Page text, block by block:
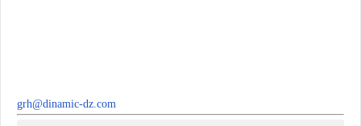
grh@dinamic-dz.com